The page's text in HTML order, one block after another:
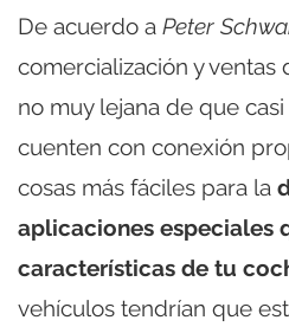
De acuerdo a Peter
comercialización y ventas
no muy lejana de que
cuenten con conexión
cosas más fáciles para la
aplicaciones especiales
características de tu
vehículos tendrían que